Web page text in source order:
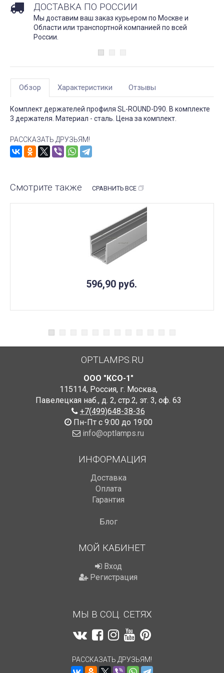
ДОСТАВКА ПО РОССИИ
Мы доставим ваш заказ курьером по Москве и
Области или транспортной компанией по всей
России.
Обзор Характеристики Отзывы
Комплект держателей профиля SL-ROUND-D90. В комплекте
3 держателя. Материал - сталь. Цена за комплект.
РАССКАЗАТЬ ДРУЗЬЯМ!
Смотрите также СРАВНИТЬ ВСЕ
596,90 руб.
OPTLAMPS.RU
ООО "КСО-1"
115114, Россия, г. Москва,
Павелецкая наб., д. 2, стр.2, эт. 3, оф. 63
+7(499)648-38-36
Пн-Пт с 9:00 до 19:00
info@optlamps.ru
ИНФОРМАЦИЯ
Доставка
Оплата
Гарантия
Блог
МОЙ КАБИНЕТ
Вход
Регистрация
МЫ В СОЦ. СЕТЯХ
РАССКАЗАТЬ ДРУЗЬЯМ!